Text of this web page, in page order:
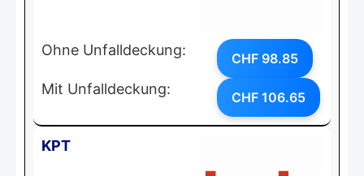
Ohne Unfalldeckung: CHF 98.85
Mit Unfalldeckung: CHF 106.65
KPT